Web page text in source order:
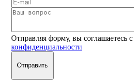
Отправляя форму, вы соглашаетесь с
конфиденциальности